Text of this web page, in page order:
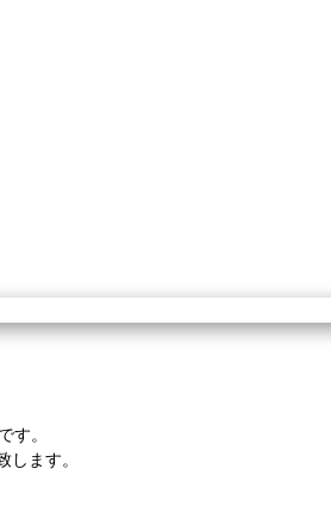
す。
ます。